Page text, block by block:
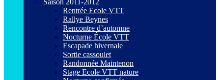
Saison 2011-2012
Rentrée Ecole VTT
Rallye Beynes
Rencontre d’automne
Nocturne École VTT
Escapade hivernale
Sortie cassoulet
Randonnée Maintenon
Stage Ecole VTT nature